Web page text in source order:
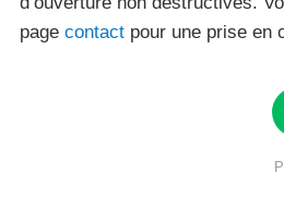
page contact pour une prise en